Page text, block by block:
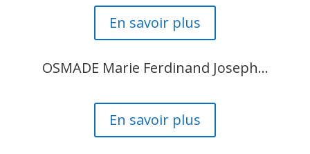
En savoir plus
OSMADE Marie Ferdinand Joseph…
En savoir plus